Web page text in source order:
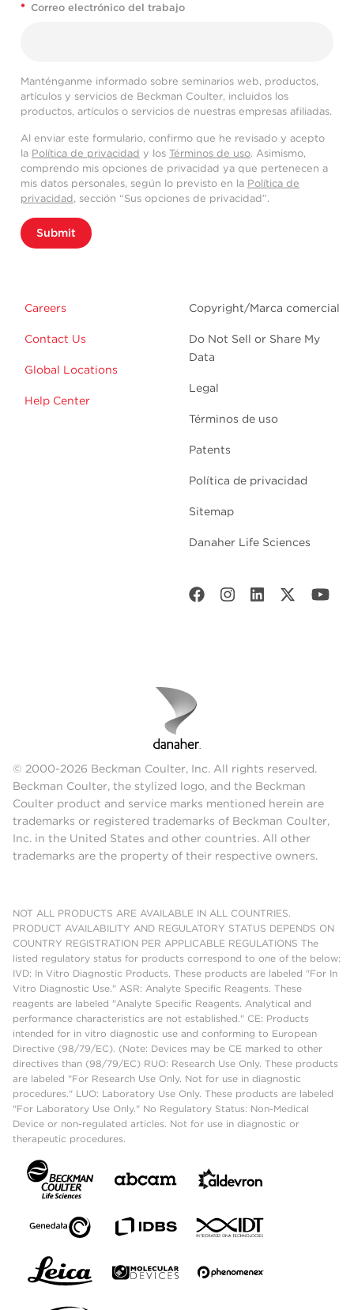
* Correo electrónico del trabajo
Manténganme informado sobre seminarios web, productos,
artículos y servicios de Beckman Coulter, incluidos los
productos, artículos o servicios de nuestras empresas afiliadas.
Al enviar este formulario, confirmo que he revisado y acepto
la Política de privacidad y los Términos de uso. Asimismo,
comprendo mis opciones de privacidad ya que pertenecen a
mis datos personales, según lo previsto en la Política de
privacidad, sección “Sus opciones de privacidad”.
Submit
Careers
Contact Us
Global Locations
Help Center
Copyright/Marca comercial
Do Not Sell or Share My
Data
Legal
Términos de uso
Patents
Política de privacidad
Sitemap
Danaher Life Sciences
© 2000-2026 Beckman Coulter, Inc. All rights reserved.
Beckman Coulter, the stylized logo, and the Beckman
Coulter product and service marks mentioned herein are
trademarks or registered trademarks of Beckman Coulter,
Inc. in the United States and other countries. All other
trademarks are the property of their respective owners.
NOT ALL PRODUCTS ARE AVAILABLE IN ALL COUNTRIES.
PRODUCT AVAILABILITY AND REGULATORY STATUS DEPENDS ON
COUNTRY REGISTRATION PER APPLICABLE REGULATIONS The
listed regulatory status for products correspond to one of the below:
IVD: In Vitro Diagnostic Products. These products are labeled "For In
Vitro Diagnostic Use." ASR: Analyte Specific Reagents. These
reagents are labeled "Analyte Specific Reagents. Analytical and
performance characteristics are not established." CE: Products
intended for in vitro diagnostic use and conforming to European
Directive (98/79/EC). (Note: Devices may be CE marked to other
directives than (98/79/EC) RUO: Research Use Only. These products
are labeled "For Research Use Only. Not for use in diagnostic
procedures." LUO: Laboratory Use Only. These products are labeled
"For Laboratory Use Only." No Regulatory Status: Non-Medical
Device or non-regulated articles. Not for use in diagnostic or
therapeutic procedures.